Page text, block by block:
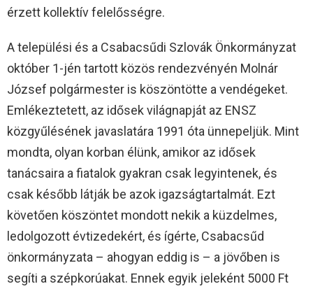
érzett kollektív felelősségre.
A települési és a Csabacsűdi Szlovák Önkormányzat
október 1-jén tartott közös rendezvényén Molnár
József polgármester is köszöntötte a vendégeket.
Emlékeztetett, az idősek világnapját az ENSZ
közgyűlésének javaslatára 1991 óta ünnepeljük. Mint
mondta, olyan korban élünk, amikor az idősek
tanácsaira a fiatalok gyakran csak legyintenek, és
csak később látják be azok igazságtartalmát. Ezt
követően köszöntet mondott nekik a küzdelmes,
ledolgozott évtizedekért, és ígérte, Csabacsűd
önkormányzata – ahogyan eddig is – a jövőben is
segíti a szépkorúakat. Ennek egyik jeleként 5000 Ft